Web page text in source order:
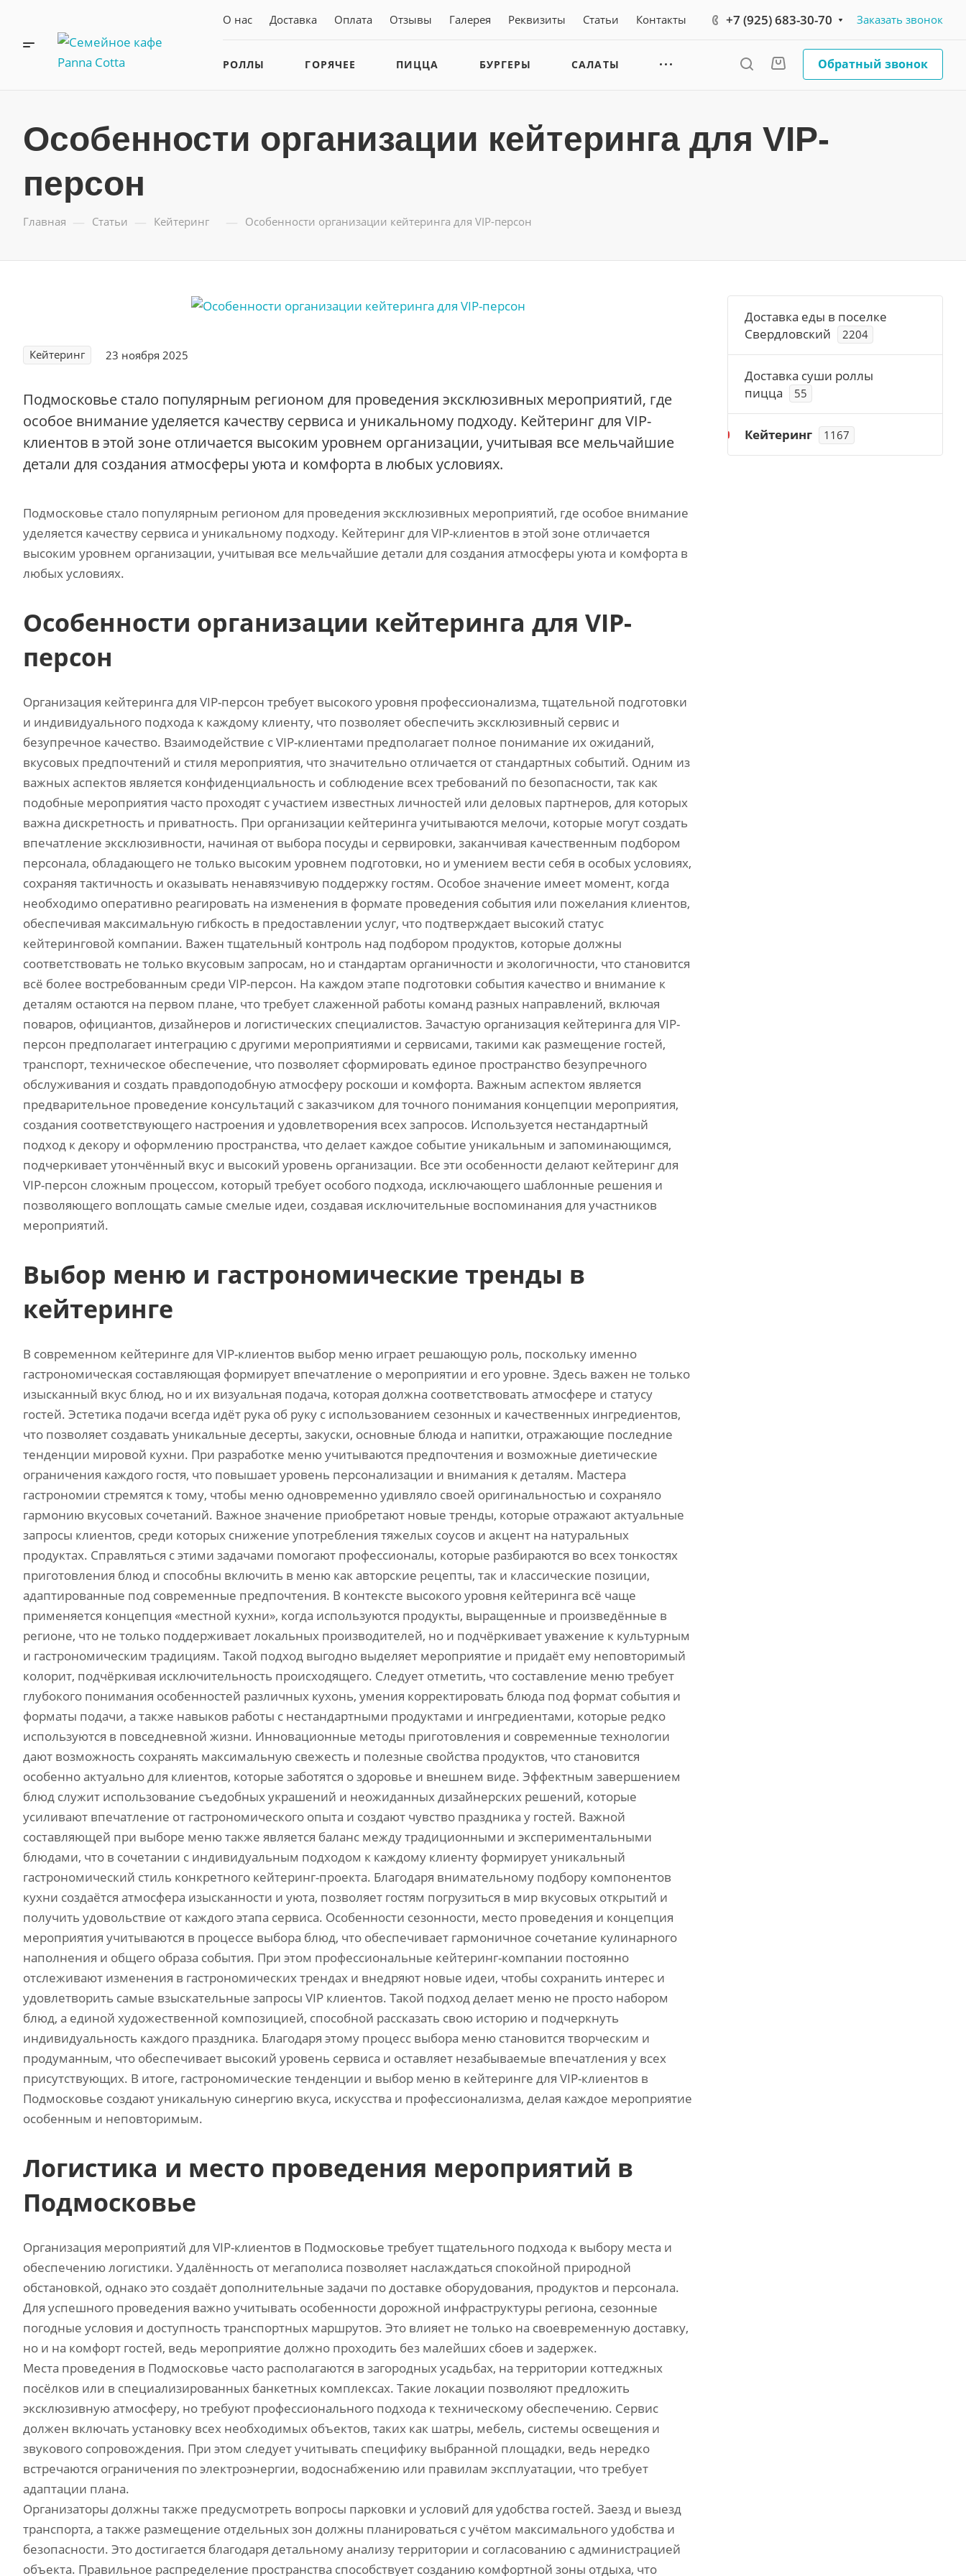
О нас Доставка Оплата Отзывы Галерея Реквизиты Статьи Контакты +7 (925) 683-30-70 Заказать звонок
РОЛЛЫ ГОРЯЧЕЕ ПИЦЦА БУРГЕРЫ САЛАТЫ Обратный звонок
Особенности организации кейтеринга для VIP-
персон
Главная — Статьи — Кейтеринг — Особенности организации кейтеринга для VIP-персон
Кейтеринг 23 ноября 2025
Подмосковье стало популярным регионом для проведения эксклюзивных мероприятий, где
особое внимание уделяется качеству сервиса и уникальному подходу. Кейтеринг для VIP-
клиентов в этой зоне отличается высоким уровнем организации, учитывая все мельчайшие
детали для создания атмосферы уюта и комфорта в любых условиях.
Подмосковье стало популярным регионом для проведения эксклюзивных мероприятий, где особое внимание
уделяется качеству сервиса и уникальному подходу. Кейтеринг для VIP-клиентов в этой зоне отличается
высоким уровнем организации, учитывая все мельчайшие детали для создания атмосферы уюта и комфорта в
любых условиях.
Особенности организации кейтеринга для VIP-
персон
Организация кейтеринга для VIP-персон требует высокого уровня профессионализма, тщательной подготовки
и индивидуального подхода к каждому клиенту, что позволяет обеспечить эксклюзивный сервис и
безупречное качество. Взаимодействие с VIP-клиентами предполагает полное понимание их ожиданий,
вкусовых предпочтений и стиля мероприятия, что значительно отличается от стандартных событий. Одним из
важных аспектов является конфиденциальность и соблюдение всех требований по безопасности, так как
подобные мероприятия часто проходят с участием известных личностей или деловых партнеров, для которых
важна дискретность и приватность. При организации кейтеринга учитываются мелочи, которые могут создать
впечатление эксклюзивности, начиная от выбора посуды и сервировки, заканчивая качественным подбором
персонала, обладающего не только высоким уровнем подготовки, но и умением вести себя в особых условиях,
сохраняя тактичность и оказывать ненавязчивую поддержку гостям. Особое значение имеет момент, когда
необходимо оперативно реагировать на изменения в формате проведения события или пожелания клиентов,
обеспечивая максимальную гибкость в предоставлении услуг, что подтверждает высокий статус
кейтеринговой компании. Важен тщательный контроль над подбором продуктов, которые должны
соответствовать не только вкусовым запросам, но и стандартам органичности и экологичности, что становится
всё более востребованным среди VIP-персон. На каждом этапе подготовки события качество и внимание к
деталям остаются на первом плане, что требует слаженной работы команд разных направлений, включая
поваров, официантов, дизайнеров и логистических специалистов. Зачастую организация кейтеринга для VIP-
персон предполагает интеграцию с другими мероприятиями и сервисами, такими как размещение гостей,
транспорт, техническое обеспечение, что позволяет сформировать единое пространство безупречного
обслуживания и создать правдоподобную атмосферу роскоши и комфорта. Важным аспектом является
предварительное проведение консультаций с заказчиком для точного понимания концепции мероприятия,
создания соответствующего настроения и удовлетворения всех запросов. Используется нестандартный
подход к декору и оформлению пространства, что делает каждое событие уникальным и запоминающимся,
подчеркивает утончённый вкус и высокий уровень организации. Все эти особенности делают кейтеринг для
VIP-персон сложным процессом, который требует особого подхода, исключающего шаблонные решения и
позволяющего воплощать самые смелые идеи, создавая исключительные воспоминания для участников
мероприятий.
Выбор меню и гастрономические тренды в
кейтеринге
В современном кейтеринге для VIP-клиентов выбор меню играет решающую роль, поскольку именно
гастрономическая составляющая формирует впечатление о мероприятии и его уровне. Здесь важен не только
изысканный вкус блюд, но и их визуальная подача, которая должна соответствовать атмосфере и статусу
гостей. Эстетика подачи всегда идёт рука об руку с использованием сезонных и качественных ингредиентов,
что позволяет создавать уникальные десерты, закуски, основные блюда и напитки, отражающие последние
тенденции мировой кухни. При разработке меню учитываются предпочтения и возможные диетические
ограничения каждого гостя, что повышает уровень персонализации и внимания к деталям. Мастера
гастрономии стремятся к тому, чтобы меню одновременно удивляло своей оригинальностью и сохраняло
гармонию вкусовых сочетаний. Важное значение приобретают новые тренды, которые отражают актуальные
запросы клиентов, среди которых снижение употребления тяжелых соусов и акцент на натуральных
продуктах. Справляться с этими задачами помогают профессионалы, которые разбираются во всех тонкостях
приготовления блюд и способны включить в меню как авторские рецепты, так и классические позиции,
адаптированные под современные предпочтения. В контексте высокого уровня кейтеринга всё чаще
применяется концепция «местной кухни», когда используются продукты, выращенные и произведённые в
регионе, что не только поддерживает локальных производителей, но и подчёркивает уважение к культурным
и гастрономическим традициям. Такой подход выгодно выделяет мероприятие и придаёт ему неповторимый
колорит, подчёркивая исключительность происходящего. Следует отметить, что составление меню требует
глубокого понимания особенностей различных кухонь, умения корректировать блюда под формат события и
форматы подачи, а также навыков работы с нестандартными продуктами и ингредиентами, которые редко
используются в повседневной жизни. Инновационные методы приготовления и современные технологии
дают возможность сохранять максимальную свежесть и полезные свойства продуктов, что становится
особенно актуально для клиентов, которые заботятся о здоровье и внешнем виде. Эффектным завершением
блюд служит использование съедобных украшений и неожиданных дизайнерских решений, которые
усиливают впечатление от гастрономического опыта и создают чувство праздника у гостей. Важной
составляющей при выборе меню также является баланс между традиционными и экспериментальными
блюдами, что в сочетании с индивидуальным подходом к каждому клиенту формирует уникальный
гастрономический стиль конкретного кейтеринг-проекта. Благодаря внимательному подбору компонентов
кухни создаётся атмосфера изысканности и уюта, позволяет гостям погрузиться в мир вкусовых открытий и
получить удовольствие от каждого этапа сервиса. Особенности сезонности, место проведения и концепция
мероприятия учитываются в процессе выбора блюд, что обеспечивает гармоничное сочетание кулинарного
наполнения и общего образа события. При этом профессиональные кейтеринг-компании постоянно
отслеживают изменения в гастрономических трендах и внедряют новые идеи, чтобы сохранить интерес и
удовлетворить самые взыскательные запросы VIP клиентов. Такой подход делает меню не просто набором
блюд, а единой художественной композицией, способной рассказать свою историю и подчеркнуть
индивидуальность каждого праздника. Благодаря этому процесс выбора меню становится творческим и
продуманным, что обеспечивает высокий уровень сервиса и оставляет незабываемые впечатления у всех
присутствующих. В итоге, гастрономические тенденции и выбор меню в кейтеринге для VIP-клиентов в
Подмосковье создают уникальную синергию вкуса, искусства и профессионализма, делая каждое мероприятие
особенным и неповторимым.
Логистика и место проведения мероприятий в
Подмосковье
Организация мероприятий для VIP-клиентов в Подмосковье требует тщательного подхода к выбору места и
обеспечению логистики. Удалённость от мегаполиса позволяет наслаждаться спокойной природной
обстановкой, однако это создаёт дополнительные задачи по доставке оборудования, продуктов и персонала.
Для успешного проведения важно учитывать особенности дорожной инфраструктуры региона, сезонные
погодные условия и доступность транспортных маршрутов. Это влияет не только на своевременную доставку,
но и на комфорт гостей, ведь мероприятие должно проходить без малейших сбоев и задержек.
Места проведения в Подмосковье часто располагаются в загородных усадьбах, на территории коттеджных
посёлков или в специализированных банкетных комплексах. Такие локации позволяют предложить
эксклюзивную атмосферу, но требуют профессионального подхода к техническому обеспечению. Сервис
должен включать установку всех необходимых объектов, таких как шатры, мебель, системы освещения и
звукового сопровождения. При этом следует учитывать специфику выбранной площадки, ведь нередко
встречаются ограничения по электроэнергии, водоснабжению или правилам эксплуатации, что требует
адаптации плана.
Организаторы должны также предусмотреть вопросы парковки и условий для удобства гостей. Заезд и выезд
транспорта, а также размещение отдельных зон должны планироваться с учётом максимального удобства и
безопасности. Это достигается благодаря детальному анализу территории и согласованию с администрацией
объекта. Правильное распределение пространства способствует созданию комфортной зоны отдыха, что
Доставка еды в поселке
Свердловский
2204
Доставка суши роллы
пицца
55
Кейтеринг 1167